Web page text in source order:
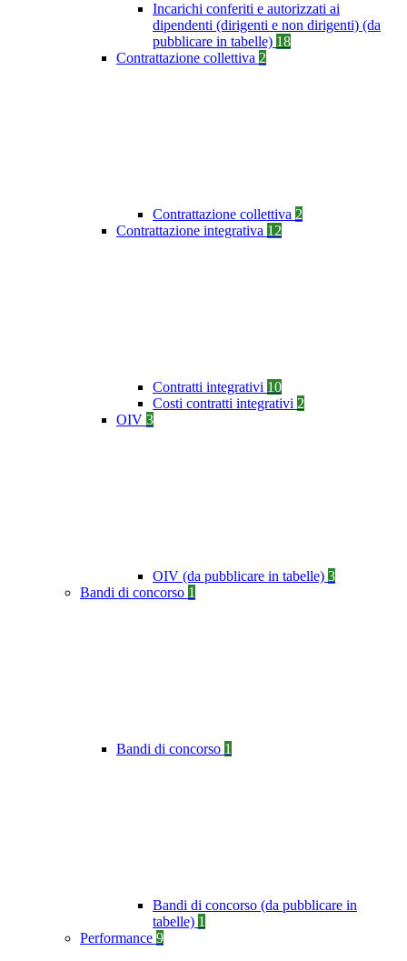
Incarichi conferiti e autorizzati ai
dipendenti (dirigenti e non dirigenti) (da
pubblicare in tabelle) 18
Contrattazione collettiva 2
Contrattazione collettiva 2
Contrattazione integrativa 12
Contratti integrativi 10
Costi contratti integrativi 2
OIV 3
OIV (da pubblicare in tabelle) 3
Bandi di concorso 1
Bandi di concorso 1
Bandi di concorso (da pubblicare in
tabelle) 1
Performance 9